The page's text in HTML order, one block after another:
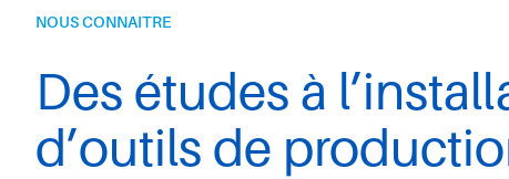
NOUS CONNAITRE
Des études à
d’outils de